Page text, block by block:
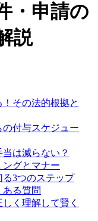
・申請の
説
その法的根拠と
付与スケジュー
は減らない？
グとマナー
3つのステップ
る質問
く理解して賢く